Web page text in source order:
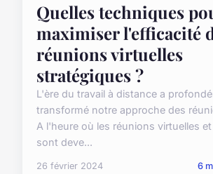
Quelles techniques
maximiser l'efficacité
réunions virtuelles
stratégiques ?
L'ère du travail à distance a
transformé notre approche des
A l'heure où les réunions virtuelles
sont deve...
26 février 2024 6